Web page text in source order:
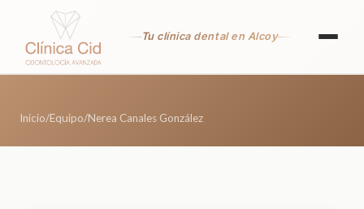
Tu clínica dental en Alcoy
Implantes Dentales
Nuestro equipo
Inicio/Equipo/Nerea Canales González